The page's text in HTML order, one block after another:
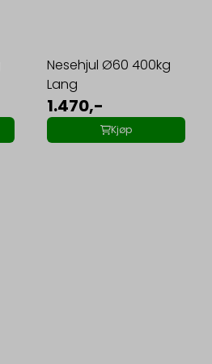
Nesehjul Ø60 400kg
Lang
1.470,-
Kjøp